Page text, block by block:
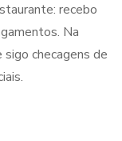
recebo
Na
checagens de